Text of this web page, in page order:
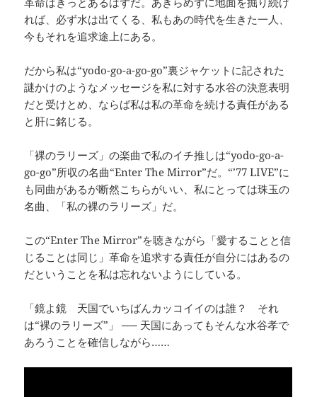
れば、必ず水は出てくる、私もあの時代を生きた一人、
今もそれを追求途上にある。
だから私は“yodo-go-a-go-go”裏ジャケットに記された
謎かけのようなメッセージを私に対する水谷の決意表明
だと受けとめ、ならば私は私の革命を続ける責任がある
と肝に銘じる。
「裸のラリーズ」の楽曲で私のイチ推しは“yodo-go-a-
go-go”所収の名曲“Enter The Mirror”だ。“’77 LIVE”に
も同曲があるが断然こちらがいい、私にとっては珠玉の
名曲、「私の裸のラリーズ」だ。
この“Enter The Mirror”を聴きながら「愛することと信
じることは同じ」革命を追求する責任が自分にはあるの
だということを私は忘れないようにしている。
「鏡よ鏡 天国でいちばんカッコイイのは誰？ それ
は“裸のラリーズ”」 ── 天国にあってもそんな水谷孝で
あろうことを確信しながら……